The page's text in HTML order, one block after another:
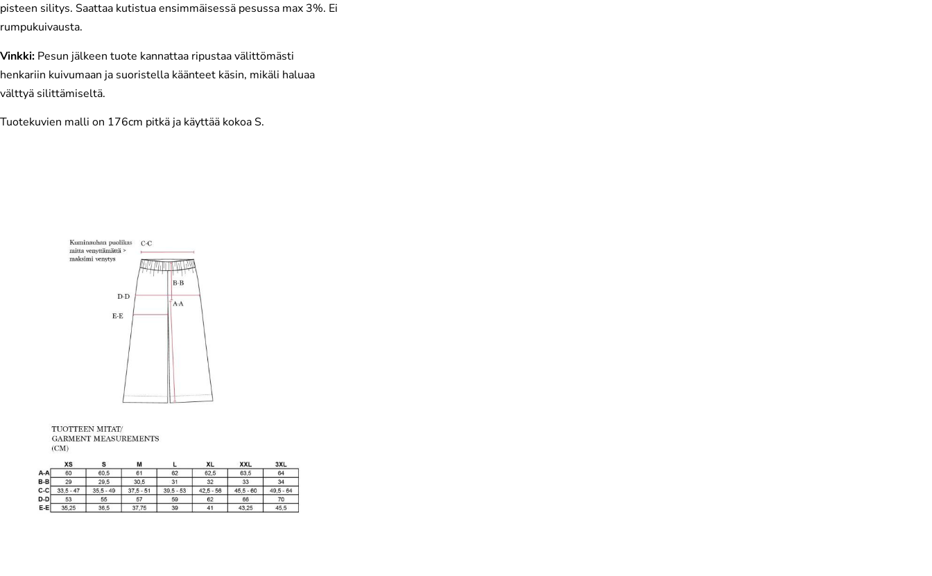
pisteen silitys. Saattaa kutistua ensimmäisessä pesussa max 3%. Ei
rumpukuivausta.
Vinkki: Pesun jälkeen tuote kannattaa ripustaa välittömästi
henkariin kuivumaan ja suoristella käänteet käsin, mikäli haluaa
välttyä silittämiseltä.
Tuotekuvien malli on 176cm pitkä ja käyttää kokoa S.